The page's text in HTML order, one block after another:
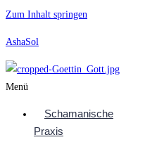
Zum Inhalt springen
AshaSol
Menü
Schamanische
Praxis